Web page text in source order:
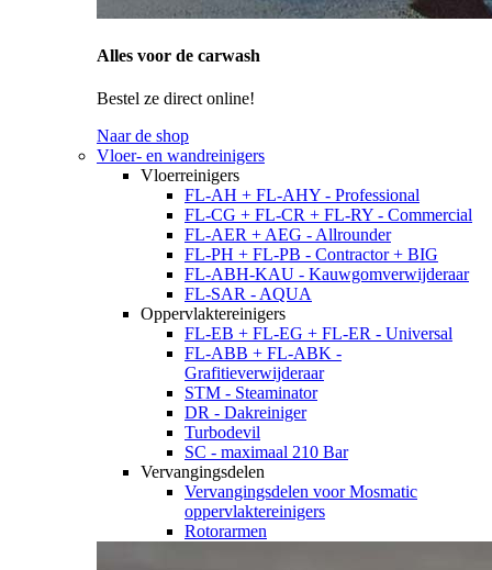
Alles voor de carwash
Bestel ze direct online!
Naar de shop
Vloer- en wandreinigers
Vloerreinigers
FL-AH + FL-AHY - Professional
FL-CG + FL-CR + FL-RY - Commercial
FL-AER + AEG - Allrounder
FL-PH + FL-PB - Contractor + BIG
FL-ABH-KAU - Kauwgomverwijderaar
FL-SAR - AQUA
Oppervlaktereinigers
FL-EB + FL-EG + FL-ER - Universal
FL-ABB + FL-ABK -
Grafitieverwijderaar
STM - Steaminator
DR - Dakreiniger
Turbodevil
SC - maximaal 210 Bar
Vervangingsdelen
Vervangingsdelen voor Mosmatic
oppervlaktereinigers
Rotorarmen